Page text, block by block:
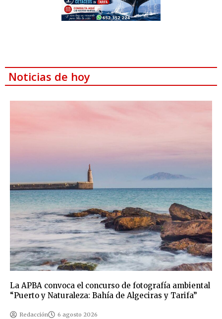
Noticias de hoy
La APBA convoca el concurso de fotografía ambiental
“Puerto y Naturaleza: Bahía de Algeciras y Tarifa”
Redacción 6 agosto 2026